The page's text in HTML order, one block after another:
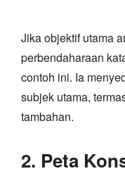
Jika objektif utama
perbendaharaan
contoh ini. Ia
subjek utama,
tambahan.
2. Peta